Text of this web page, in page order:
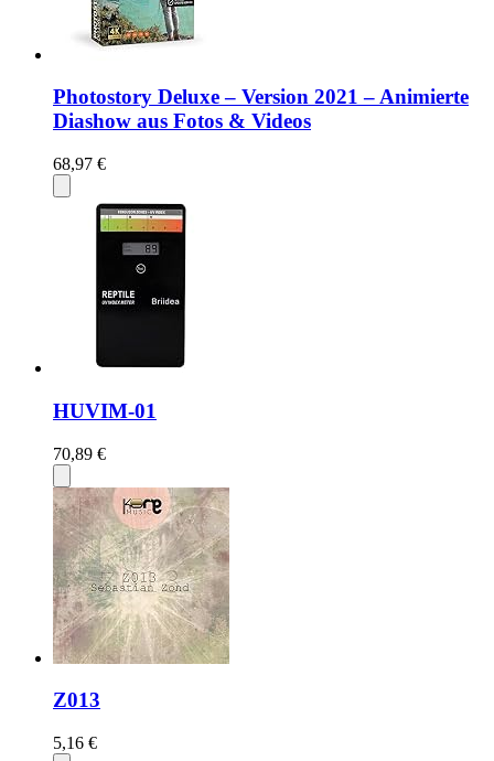
Photostory Deluxe – Version 2021 – Animierte
Diashow aus Fotos & Videos
68,97 €
HUVIM-01
70,89 €
Z013
5,16 €